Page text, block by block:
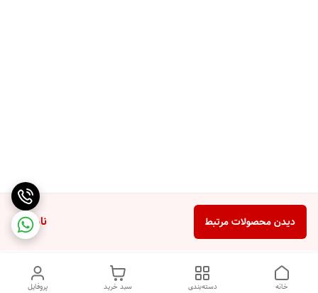
ناموجود دیدن محصولات مرتبط
پروفایل سبد خرید دسته‌بندی خانه